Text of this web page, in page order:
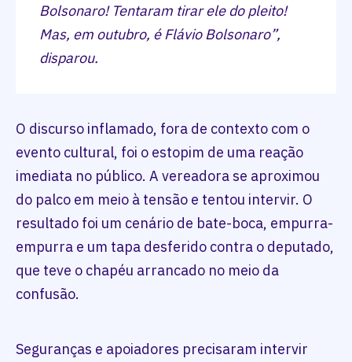
Bolsonaro! Tentaram tirar ele do pleito!
Mas, em outubro, é Flávio Bolsonaro”,
disparou.
O discurso inflamado, fora de contexto com o
evento cultural, foi o estopim de uma reação
imediata no público. A vereadora se aproximou
do palco em meio à tensão e tentou intervir. O
resultado foi um cenário de bate-boca, empurra-
empurra e um tapa desferido contra o deputado,
que teve o chapéu arrancado no meio da
confusão.
Seguranças e apoiadores precisaram intervir